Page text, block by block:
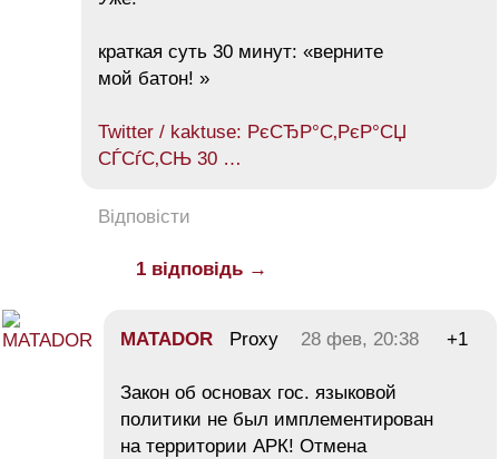
краткая суть 30 минут: «верните
мой батон! »
Twitter / kaktuse: РєСЂР°С‚РєР°СЏ
СЃСѓС‚СЊ 30 …
Відповісти
1 відповідь →
MATADOR Proxy 28 фев, 20:38 +1
Закон об основах гос. языковой
политики не был имплементирован
на территории АРК! Отмена